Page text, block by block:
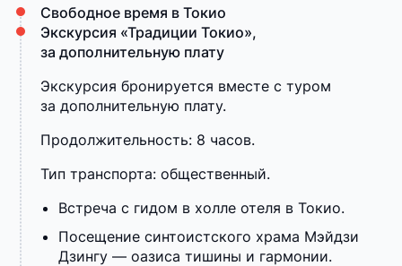
Свободное время в Токио
Экскурсия «Традиции Токио»,
за дополнительную плату
Экскурсия бронируется вместе с туром
за дополнительную плату.
Продолжительность: 8 часов.
Тип транспорта: общественный.
Встреча с гидом в холле отеля в Токио.
Посещение синтоистского храма Мэйдзи
Дзингу — оазиса тишины и гармонии.